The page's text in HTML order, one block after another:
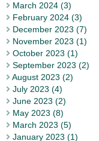
March 2024 (3)
February 2024 (3)
December 2023 (7)
November 2023 (1)
October 2023 (1)
September 2023 (2)
August 2023 (2)
July 2023 (4)
June 2023 (2)
May 2023 (8)
March 2023 (5)
January 2023 (1)